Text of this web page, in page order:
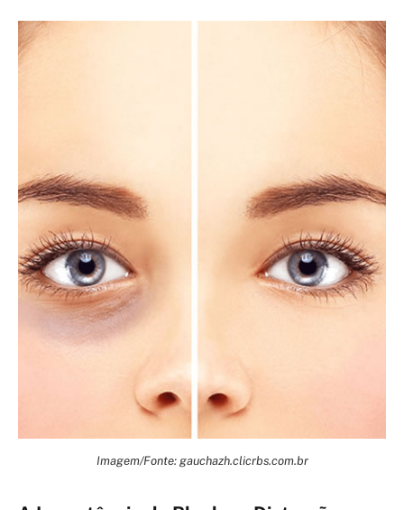
Imagem/Fonte: gauchazh.clicrbs.com.br